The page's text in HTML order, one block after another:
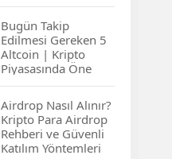
MTV Nasıl
Hesaplanır? MTV
Borcu Nasıl
Sorgulanır?
Bugün Takip
Edilmesi Gereken 5
Altcoin | Kripto
Piyasasında Öne
Çıkan Projeler
Airdrop Nasıl Alınır?
Kripto Para Airdrop
Rehberi ve Güvenli
Katılım Yöntemleri